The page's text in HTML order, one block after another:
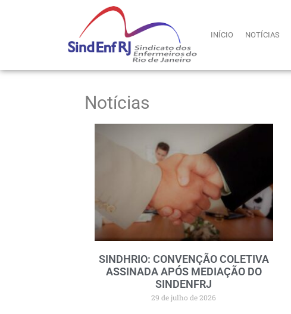
INÍCIO NOTÍCIAS
Notícias
SINDHRIO: CONVENÇÃO COLETIVA
ASSINADA APÓS MEDIAÇÃO DO
SINDENFRJ
29 de julho de 2026